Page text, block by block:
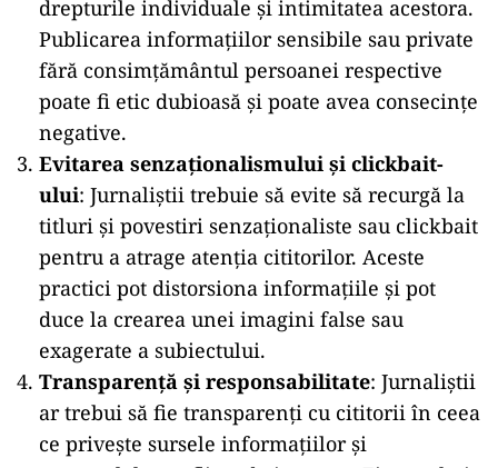
drepturile individuale și intimitatea acestora.
Publicarea informațiilor sensibile sau private
fără consimțământul persoanei respective
poate fi etic dubioasă și poate avea consecințe
negative.
Evitarea senzaționalismului și clickbait-
ului: Jurnaliștii trebuie să evite să recurgă la
titluri și povestiri senzaționaliste sau clickbait
pentru a atrage atenția cititorilor. Aceste
practici pot distorsiona informațiile și pot
duce la crearea unei imagini false sau
exagerate a subiectului.
Transparență și responsabilitate: Jurnaliștii
ar trebui să fie transparenți cu cititorii în ceea
ce privește sursele informațiilor și